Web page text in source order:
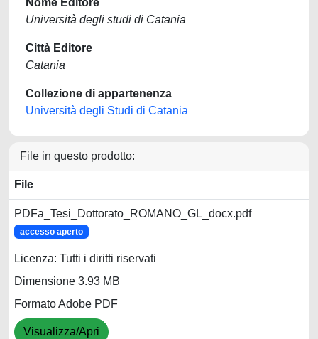
Nome Editore
Università degli studi di Catania
Città Editore
Catania
Collezione di appartenenza
Università degli Studi di Catania
File in questo prodotto:
File
PDFa_Tesi_Dottorato_ROMANO_GL_docx.pdf
accesso aperto
Licenza: Tutti i diritti riservati
Dimensione 3.93 MB
Formato Adobe PDF
Visualizza/Apri